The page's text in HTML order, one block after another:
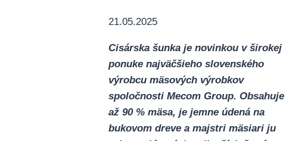
21.05.2025
Cisárska šunka je novinkou v širokej
ponuke najväčšieho slovenského
výrobcu mäsových výrobkov
spoločnosti Mecom Group. Obsahuje
až 90 % mäsa, je jemne údená na
bukovom dreve a majstri mäsiari ju